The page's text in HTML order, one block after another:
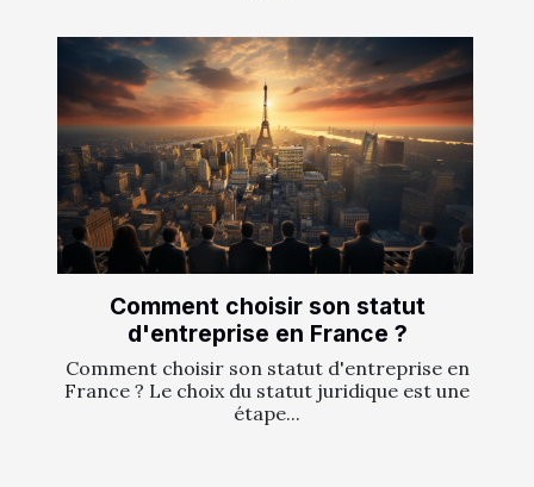
Comment choisir son statut
d'entreprise en France ?
Comment choisir son statut d'entreprise en
France ? Le choix du statut juridique est une
étape...